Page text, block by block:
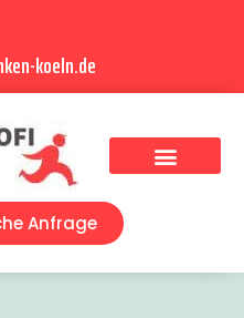
koeln.de
Anfrage